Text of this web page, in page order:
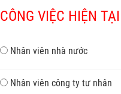
CÔNG VIỆC HIỆN
Nhân viên nhà nước
Nhân viên công ty tư nhân